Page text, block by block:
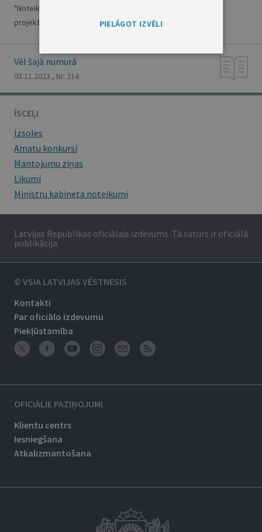
"Noteikumi par aizdevumiem ar kapitāla atlaidi investīciju
projektiem komersantiem konkurētspējas veicināšanai"
Vēl šajā numurā
03.11.2023., Nr. 214
ĪSCEĻI
Izsoles
Amatu konkursi
Mantojumu ziņas
Likumi
Ministru kabineta noteikumi
Latvijas Republikas oficiālais izdevums. Tā saturs ir oficiālā
publikācija.
© VSIA LATVIJAS VĒSTNESIS
Kontakti
Par oficiālo izdevumu
Piekļūstamība
OFICIĀLIE PAZIŅOJUMI
Klientu centrs
Iesniegšana
Atkalizmantošana
PIELĀGOT IZVĒLI